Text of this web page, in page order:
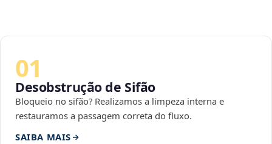
01
Desobstrução de Sifão
Bloqueio no sifão? Realizamos a limpeza interna e
restauramos a passagem correta do fluxo.
SAIBA MAIS